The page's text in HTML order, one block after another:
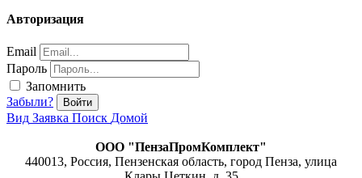
Авторизация
Email
Пароль
Запомнить
Забыли?
Войти
Вид Заявка Поиск Домой
ООО "ПензаПромКомплект"
440013, Россия, Пензенская область, город Пенза, улица